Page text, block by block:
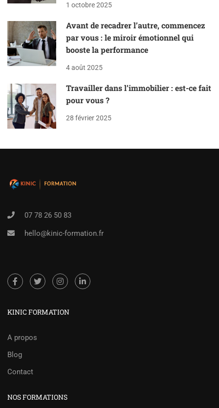
1 octobre 2025
Avant de recadrer l’autre, commencez
par vous : le miroir émotionnel qui
booste la performance
4 août 2025
Travailler dans l’immobilier : est-ce fait
pour vous ?
28 février 2025
07 78 26 50 83
hello@kinic-formation.fr
KINIC FORMATION
A propos
Blog
Contact
NOS FORMATIONS